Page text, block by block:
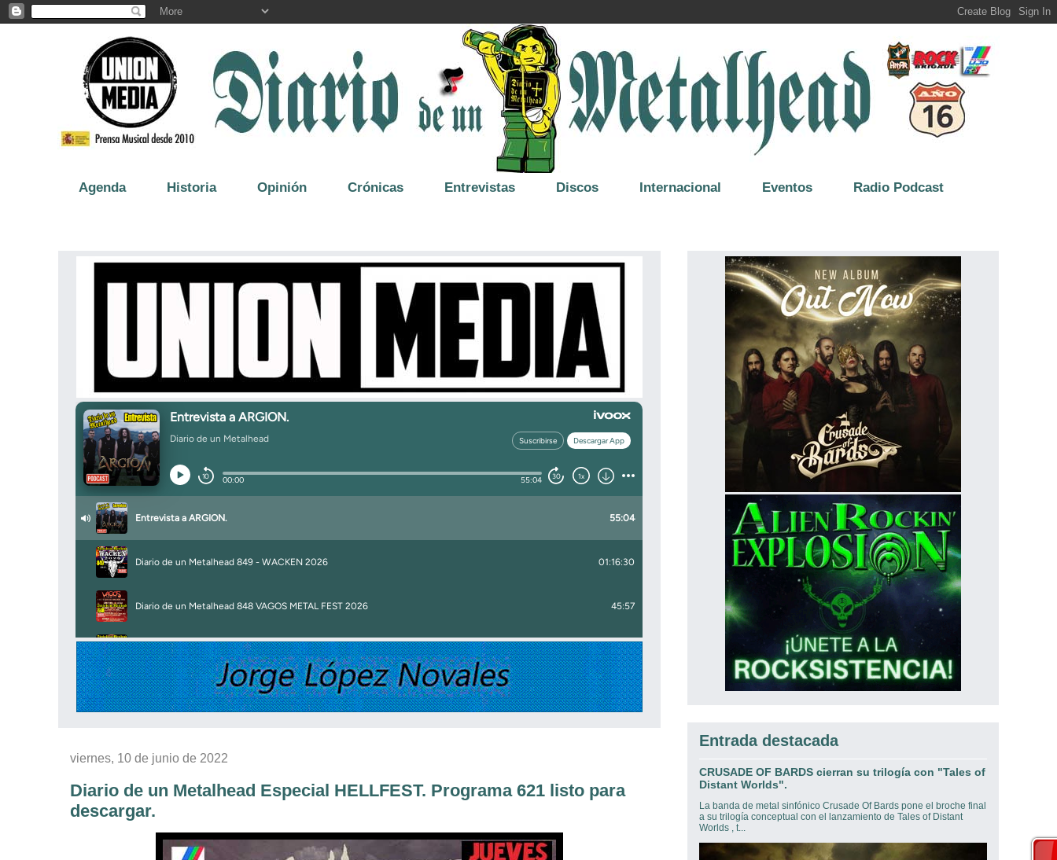
Agenda Historia Opinión Crónicas Entrevistas Discos Internacional Eventos Radio Podcast
viernes, 10 de junio de 2022
Diario de un Metalhead Especial HELLFEST. Programa 621 listo para
descargar.
Entrada destacada
CRUSADE OF BARDS cierran su trilogía con "Tales of
Distant Worlds".
La banda de metal sinfónico Crusade Of Bards pone el broche final
a su trilogía conceptual con el lanzamiento de Tales of Distant
Worlds , t...